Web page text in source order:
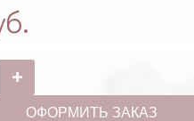
+
ОФОРМИТЬ ЗАКАЗ